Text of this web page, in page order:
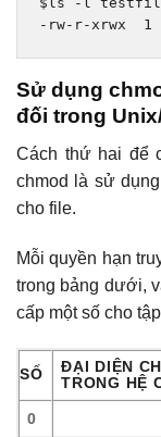
- rw- r-xrwx 1
Sử dụng
đối trong
Cách thứ hai để
chmod là sử
cho file.
Mỗi quyền hạn
trong bảng dưới,
cấp một số cho
SỐ
ĐẠI DIỆN
TRONG HỆ
0